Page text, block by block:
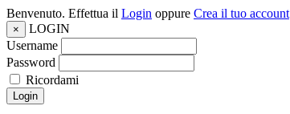
Benvenuto. Effettua il Login oppure Crea il tuo account
×
LOGIN
Username
Password
Ricordami
Login